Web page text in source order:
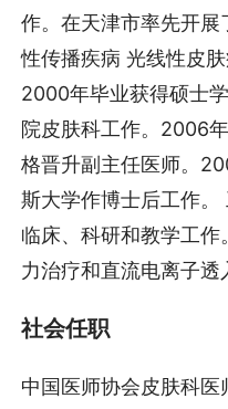
作。在天津市率先开展
性传播疾病 光线性皮
2000年毕业获得硕士
院皮肤科工作。2006
格晋升副主任医师。
斯大学作博士后工作
临床、科研和教学工
力治疗和直流电离子透
社会任职
中国医师协会皮肤科